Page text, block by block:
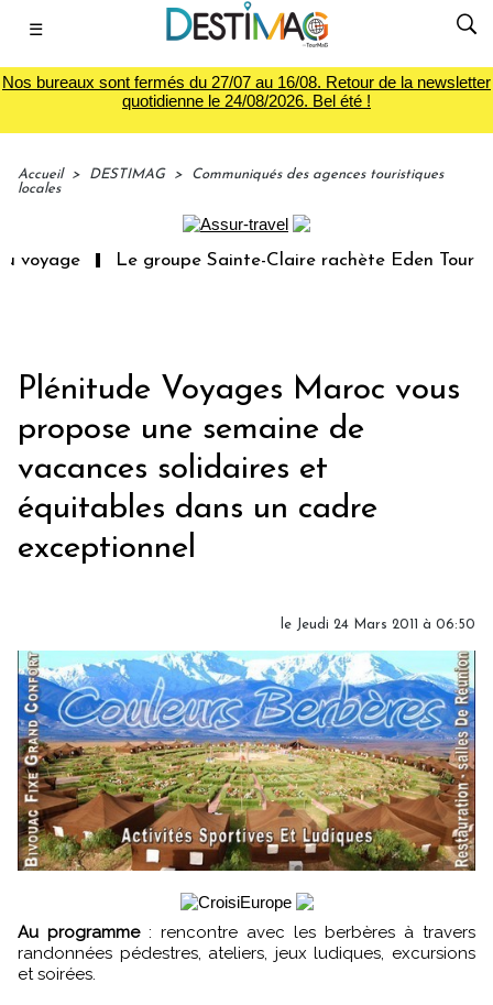
☰
Nos bureaux sont fermés du 27/07 au 16/08. Retour de la newsletter
quotidienne le 24/08/2026. Bel été !
Accueil > DESTIMAG >
Communiqués des agences touristiques
locales
Le groupe Sainte-Claire rachète Eden Tour
Plénitude Voyages Maroc vous
propose une semaine de
vacances solidaires et
équitables dans un cadre
exceptionnel
le Jeudi 24 Mars 2011 à 06:50
Au programme : rencontre avec les berbères à travers
randonnées pédestres, ateliers, jeux ludiques, excursions
et soirées.